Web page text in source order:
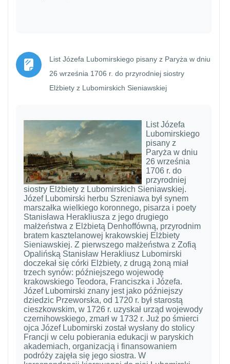
List Józefa Lubomirskiego pisany z Paryża w dniu
26 września 1706 r. do przyrodniej siostry
Elżbiety z Lubomirskich SieniawskiejStrona
List Józefa
Lubomirskiego
pisany z
Paryża w dniu
26 września
1706 r. do
przyrodniej
siostry Elżbiety z Lubomirskich Sieniawskiej.
Józef Lubomirski herbu Szreniawa był synem
marszałka wielkiego koronnego, pisarza i poety
Stanisława Herakliusza z jego drugiego
małżeństwa z Elżbietą Denhoffówną, przyrodnim
bratem kasztelanowej krakowskiej Elżbiety
Sieniawskiej. Z pierwszego małżeństwa z Zofią
Opalińską Stanisław Herakliusz Lubomirski
doczekał się córki Elżbiety, z drugą żoną miał
trzech synów: późniejszego wojewodę
krakowskiego Teodora, Franciszka i Józefa.
Józef Lubomirski znany jest jako późniejszy
dziedzic Przeworska, od 1720 r. był starostą
cieszkowskim, w 1726 r. uzyskał urząd wojewody
czernihowskiego, zmarł w 1732 r. Już po śmierci
ojca Józef Lubomirski został wysłany do stolicy
Francji w celu pobierania edukacji w paryskich
akademiach, organizacją i finansowaniem
podróży zajęła się jego siostra. W